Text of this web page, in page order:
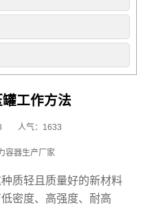
工作方法
人气：1633
容器生产厂家
质轻且质量好的新材料
密度、高强度、耐高